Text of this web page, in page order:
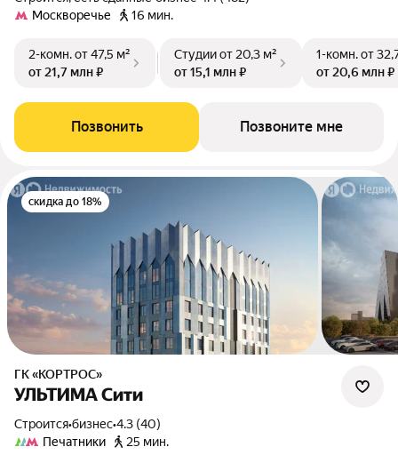
Москворечье
16 мин.
2-комн.от 47,5 м²
от 21,7 млн ₽
Студииот 20,3 м²
от 15,1 млн ₽
1-комн.от
от 20,6 млн ₽
Позвонить Позвоните мне
скидка до 18%
ГК «КОРТРОС»
УЛЬТИМА Сити
Строится•бизнес•4.3 (40)
Печатники
25 мин.